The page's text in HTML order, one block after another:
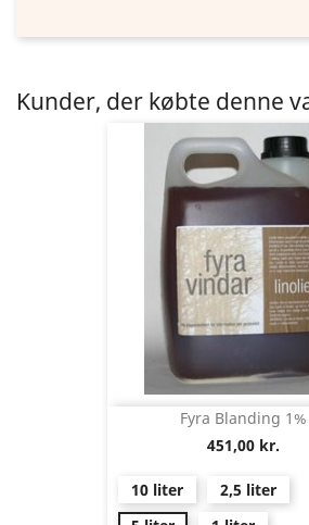
Kunder, der købte denne
Fyra Blanding 1%
451,00 kr.
10 liter
2,5 liter